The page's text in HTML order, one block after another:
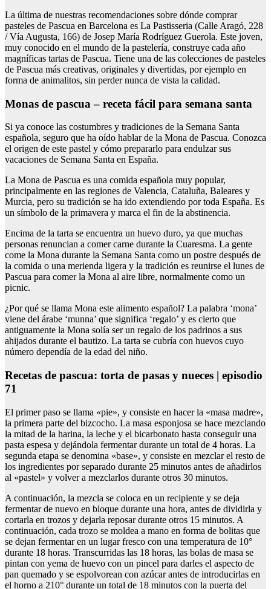
La última de nuestras recomendaciones sobre dónde comprar
pasteles de Pascua en Barcelona es La Pastisseria (Calle Aragó, 228
/ Vía Augusta, 166) de Josep María Rodríguez Guerola. Este joven,
muy conocido en el mundo de la pastelería, construye cada año
magníficas tartas de Pascua. Tiene una de las colecciones de pasteles
de Pascua más creativas, originales y divertidas, por ejemplo en
forma de animalitos, sin perder nunca de vista la calidad.
Monas de pascua – receta fácil para semana santa
Si ya conoce las costumbres y tradiciones de la Semana Santa
española, seguro que ha oído hablar de la Mona de Pascua. Conozca
el origen de este pastel y cómo prepararlo para endulzar sus
vacaciones de Semana Santa en España.
La Mona de Pascua es una comida española muy popular,
principalmente en las regiones de Valencia, Cataluña, Baleares y
Murcia, pero su tradición se ha ido extendiendo por toda España. Es
un símbolo de la primavera y marca el fin de la abstinencia.
Encima de la tarta se encuentra un huevo duro, ya que muchas
personas renuncian a comer carne durante la Cuaresma. La gente
come la Mona durante la Semana Santa como un postre después de
la comida o una merienda ligera y la tradición es reunirse el lunes de
Pascua para comer la Mona al aire libre, normalmente como un
picnic.
¿Por qué se llama Mona este alimento español? La palabra ‘mona’
viene del árabe ‘munna’ que significa ‘regalo’ y es cierto que
antiguamente la Mona solía ser un regalo de los padrinos a sus
ahijados durante el bautizo. La tarta se cubría con huevos cuyo
número dependía de la edad del niño.
Recetas de pascua: torta de pasas y nueces | episodio
71
El primer paso se llama «pie», y consiste en hacer la «masa madre»,
la primera parte del bizcocho. La masa esponjosa se hace mezclando
la mitad de la harina, la leche y el bicarbonato hasta conseguir una
pasta espesa y dejándola fermentar durante un total de 4 horas. La
segunda etapa se denomina «base», y consiste en mezclar el resto de
los ingredientes por separado durante 25 minutos antes de añadirlos
al «pastel» y volver a mezclarlos durante otros 30 minutos.
A continuación, la mezcla se coloca en un recipiente y se deja
fermentar de nuevo en bloque durante una hora, antes de dividirla y
cortarla en trozos y dejarla reposar durante otros 15 minutos. A
continuación, cada trozo se moldea a mano en forma de bolitas que
se dejan fermentar en un lugar fresco con una temperatura de 10°
durante 18 horas. Transcurridas las 18 horas, las bolas de masa se
pintan con yema de huevo con un pincel para darles el aspecto de
pan quemado y se espolvorean con azúcar antes de introducirlas en
el horno a 210° durante un total de 18 minutos con la puerta del